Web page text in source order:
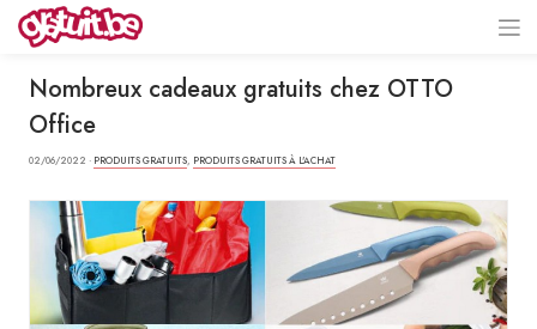
Nombreux cadeaux gratuits chez OTTO
Office
02/06/2022 · PRODUITS GRATUITS, PRODUITS GRATUITS À L'ACHAT